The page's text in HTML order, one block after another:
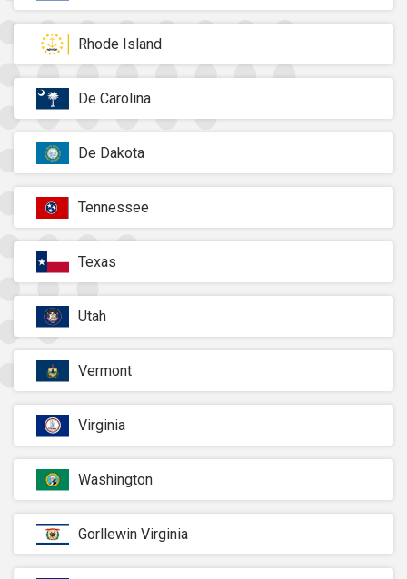
Rhode Island
De Carolina
De Dakota
Tennessee
Texas
Utah
Vermont
Virginia
Washington
Gorllewin Virginia